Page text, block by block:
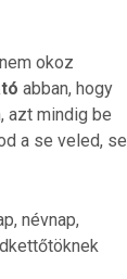
okoz
abban, hogy
azt mindig be
a se veled, se
névnap,